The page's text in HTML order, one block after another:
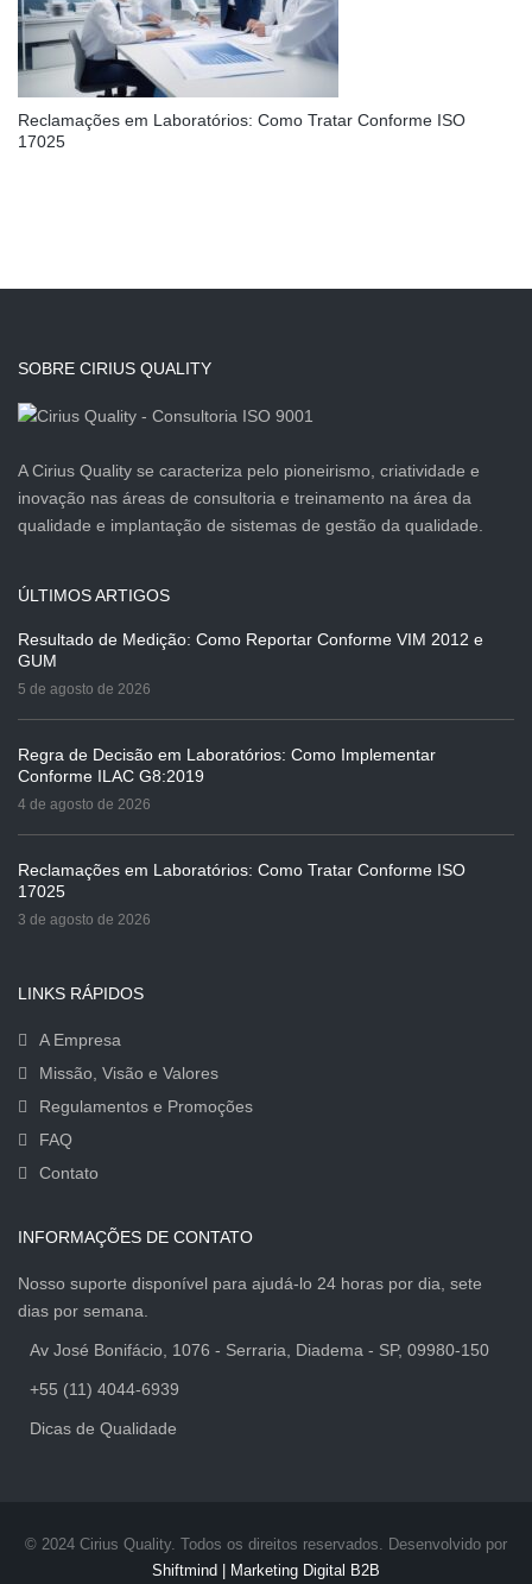
Reclamações em Laboratórios: Como Tratar Conforme ISO
17025
SOBRE CIRIUS QUALITY
A Cirius Quality se caracteriza pelo pioneirismo, criatividade e
inovação nas áreas de consultoria e treinamento na área da
qualidade e implantação de sistemas de gestão da qualidade.
ÚLTIMOS ARTIGOS
Resultado de Medição: Como Reportar Conforme VIM 2012 e
GUM
5 de agosto de 2026
Regra de Decisão em Laboratórios: Como Implementar
Conforme ILAC G8:2019
4 de agosto de 2026
Reclamações em Laboratórios: Como Tratar Conforme ISO
17025
3 de agosto de 2026
LINKS RÁPIDOS
A Empresa
Missão, Visão e Valores
Regulamentos e Promoções
FAQ
Contato
INFORMAÇÕES DE CONTATO
Nosso suporte disponível para ajudá-lo 24 horas por dia, sete
dias por semana.
Av José Bonifácio, 1076 - Serraria, Diadema - SP, 09980-150
+55 (11) 4044-6939
Dicas de Qualidade
© 2024 Cirius Quality. Todos os direitos reservados. Desenvolvido por
Shiftmind | Marketing Digital B2B